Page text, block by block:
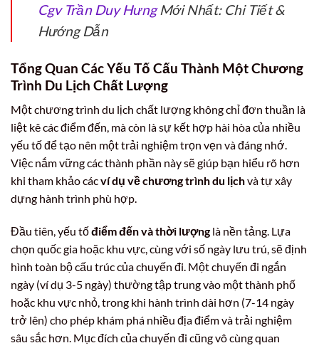
Cgv Trần Duy HưngMới Nhất: Chi Tiết &
Hướng Dẫn
Tổng Quan Các Yếu Tố Cấu Thành Một Chương
Trình Du Lịch Chất Lượng
Một chương trình du lịch chất lượng không chỉ đơn thuần là
liệt kê các điểm đến, mà còn là sự kết hợp hài hòa của nhiều
yếu tố để tạo nên một trải nghiệm trọn vẹn và đáng nhớ.
Việc nắm vững các thành phần này sẽ giúp bạn hiểu rõ hơn
khi tham khảo cácví dụ về chương trình du lịchvà tự xây
dựng hành trình phù hợp.
Đầu tiên, yếu tốđiểm đến và thời lượnglà nền tảng. Lựa
chọn quốc gia hoặc khu vực, cùng với số ngày lưu trú, sẽ định
hình toàn bộ cấu trúc của chuyến đi. Một chuyến đi ngắn
ngày (ví dụ 3-5 ngày) thường tập trung vào một thành phố
hoặc khu vực nhỏ, trong khi hành trình dài hơn (7-14 ngày
trở lên) cho phép khám phá nhiều địa điểm và trải nghiệm
sâu sắc hơn. Mục đích của chuyến đi cũng vô cùng quan